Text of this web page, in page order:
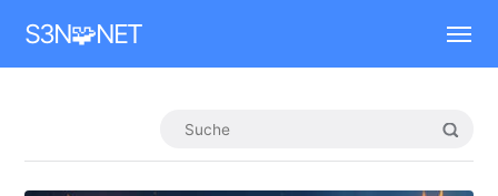
S3N🧩NET